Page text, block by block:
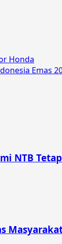
Honda
Emas
NTB